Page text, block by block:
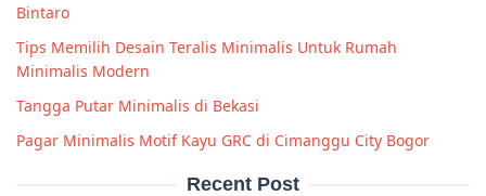
Bintaro
Tips Memilih Desain Teralis Minimalis Untuk Rumah
Minimalis Modern
Tangga Putar Minimalis di Bekasi
Pagar Minimalis Motif Kayu GRC di Cimanggu City Bogor
Recent Post